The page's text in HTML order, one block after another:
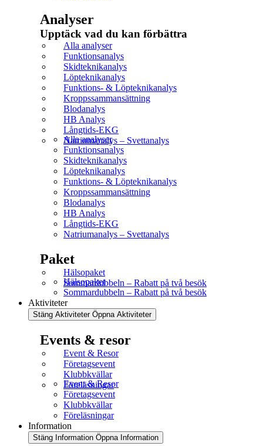
Analyser
Upptäck vad du kan förbättra​
Alla analyser
Funktionsanalys
Skidteknikanalys
Löpteknikanalys
Funktions- & Löpteknikanalys
Kroppssammansättning
Blodanalys
HB Analys
Långtids-EKG
Natriumanalys – Svettanalys
Alla analyser
Funktionsanalys
Skidteknikanalys
Löpteknikanalys
Funktions- & Löpteknikanalys
Kroppssammansättning
Blodanalys
HB Analys
Långtids-EKG
Natriumanalys – Svettanalys
Paket
Hälsopaket
Sommardubbeln – Rabatt på två besök
Hälsopaket
Sommardubbeln – Rabatt på två besök
Aktiviteter
Stäng Aktiviteter Öppna Aktiviteter
Events & resor
Event & Resor
Företagsevent
Klubbkvällar
Föreläsningar
Event & Resor
Företagsevent
Klubbkvällar
Föreläsningar
Information
Stäng Information Öppna Information